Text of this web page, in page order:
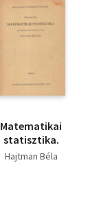
Matematikai
statisztika.
Hajtman Béla